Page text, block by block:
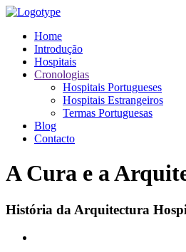
Home
Introdução
Hospitais
Cronologias
Hospitais Portugueses
Hospitais Estrangeiros
Termas Portuguesas
Blog
Contacto
A Cura e a
História da Arquitectura